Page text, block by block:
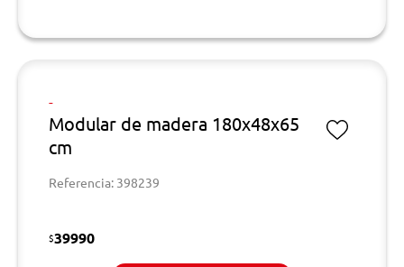
-
Modular de madera 180x48x65
cm
Referencia: 398239
$39990